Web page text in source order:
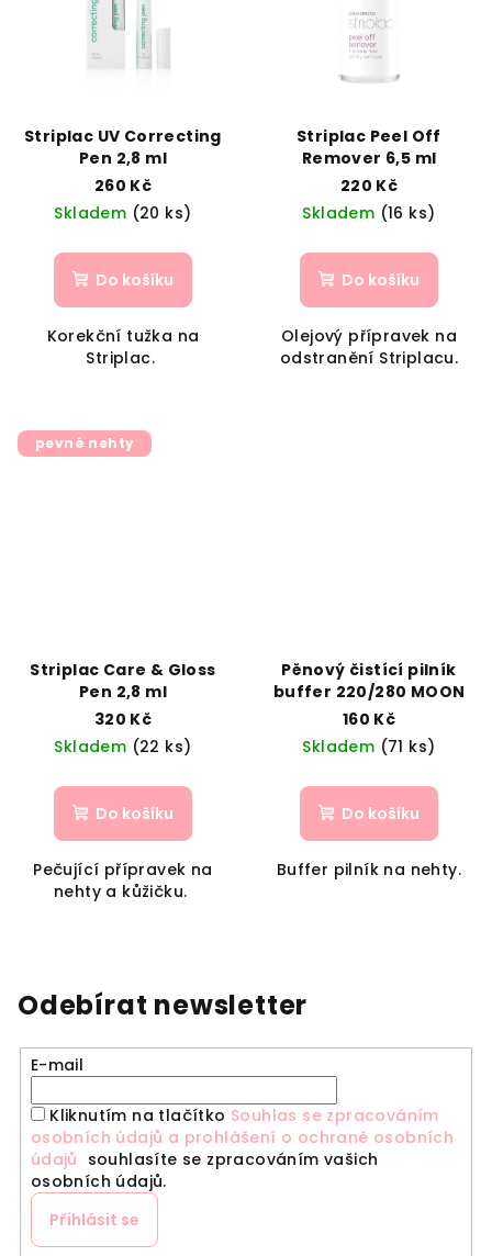
Striplac UV Correcting
Pen 2,8 ml
260 Kč
Skladem (20 ks)
Do košíku
Korekční tužka na
Striplac.
Striplac Peel Off
Remover 6,5 ml
220 Kč
Skladem (16 ks)
Do košíku
Olejový přípravek na
odstranění Striplacu.
pevné nehty
Striplac Care & Gloss
Pen 2,8 ml
320 Kč
Skladem (22 ks)
Do košíku
Pečující přípravek na
nehty a kůžičku.
Pěnový čistící pilník
buffer 220/280 MOON
160 Kč
Skladem (71 ks)
Do košíku
Buffer pilník na nehty.
Odebírat newsletter
E-mail
Kliknutím na tlačítko Souhlas se zpracováním
osobních údajů a prohlášení o ochraně osobních
údajů souhlasíte se zpracováním vašich
osobních údajů.
Přihlásit se